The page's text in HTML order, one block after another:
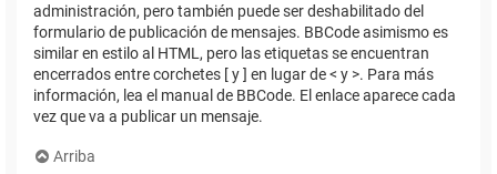
administración, pero también puede ser deshabilitado del
formulario de publicación de mensajes. BBCode asimismo es
similar en estilo al HTML, pero las etiquetas se encuentran
encerrados entre corchetes [ y ] en lugar de < y >. Para más
información, lea el manual de BBCode. El enlace aparece cada
vez que va a publicar un mensaje.
Arriba